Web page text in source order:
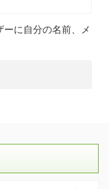
に自分の名前、メ